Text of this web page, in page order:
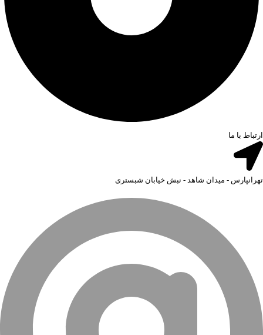
ارتباط با ما
تهرانپارس - میدان شاهد - نبش خیابان شبستری